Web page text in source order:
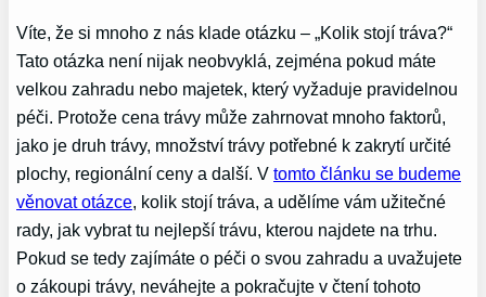
Víte, že si mnoho z nás klade otázku – „Kolik stojí tráva?“
Tato otázka není nijak neobvyklá, zejména pokud máte
velkou zahradu nebo majetek, který vyžaduje pravidelnou
péči. Protože cena trávy může zahrnovat mnoho faktorů,
jako je druh trávy, množství trávy potřebné k zakrytí určité
plochy, regionální ceny a další. Vtomto článku se budeme
věnovat otázce, kolik stojí tráva, a udělíme vám užitečné
rady, jak vybrat tu nejlepší trávu, kterou najdete na trhu.
Pokud se tedy zajímáte o péči o svou zahradu a uvažujete
o zákoupi trávy, neváhejte a pokračujte v čtení tohoto